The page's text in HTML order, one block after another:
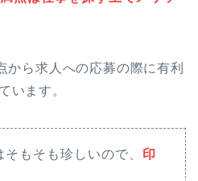
から求人への応募の際に有利
います。
もそも珍しいので、
印